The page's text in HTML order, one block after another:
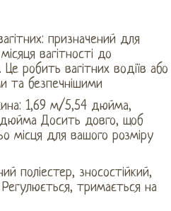
призначений для
вагітності до
робить вагітних водіїв або
та безпечнішими
1,69 м/5,54 дюйма,
Досить довго, щоб
місця для вашого розміру
поліестер, зносостійкий,
Регулюється, тримається на